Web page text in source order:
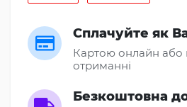
Сплачуйте як
Картою онлайн або
отриманні
Безкоштовна